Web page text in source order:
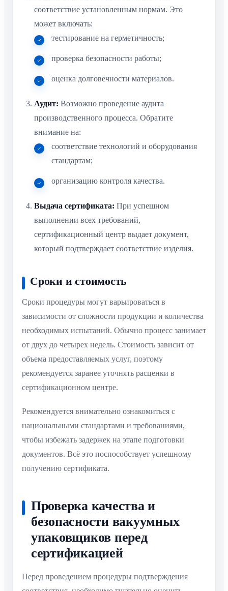
соответствие установленным нормам. Это
может включать:
тестирование на герметичность;
проверка безопасности работы;
оценка долговечности материалов.
Аудит: Возможно проведение аудита
производственного процесса. Обратите
внимание на:
соответствие технологий и оборудования
стандартам;
организацию контроля качества.
Выдача сертификата: При успешном
выполнении всех требований,
сертификационный центр выдает документ,
который подтверждает соответствие изделия.
Сроки и стоимость
Сроки процедуры могут варьироваться в
зависимости от сложности продукции и количества
необходимых испытаний. Обычно процесс занимает
от двух до четырех недель. Стоимость зависит от
объема предоставляемых услуг, поэтому
рекомендуется заранее уточнять расценки в
сертификационном центре.
Рекомендуется внимательно ознакомиться с
национальными стандартами и требованиями,
чтобы избежать задержек на этапе подготовки
документов. Всё это поспособствует успешному
получению сертификата.
Проверка качества и
безопасности вакуумных
упаковщиков перед
сертификацией
Перед проведением процедуры подтверждения